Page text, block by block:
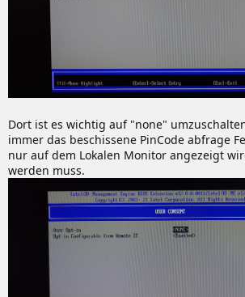
Dort ist es wichtig auf "none"
immer das beschissene PinCode abfrage
nur auf dem Lokalen Monitor angezeigt
werden muss.